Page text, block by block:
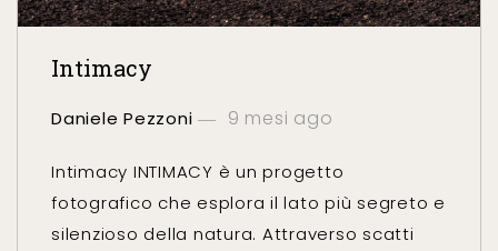
Intimacy
Daniele Pezzoni 9 mesi ago
Intimacy INTIMACY è un progetto
fotografico che esplora il lato più segreto e
silenzioso della natura. Attraverso scatti